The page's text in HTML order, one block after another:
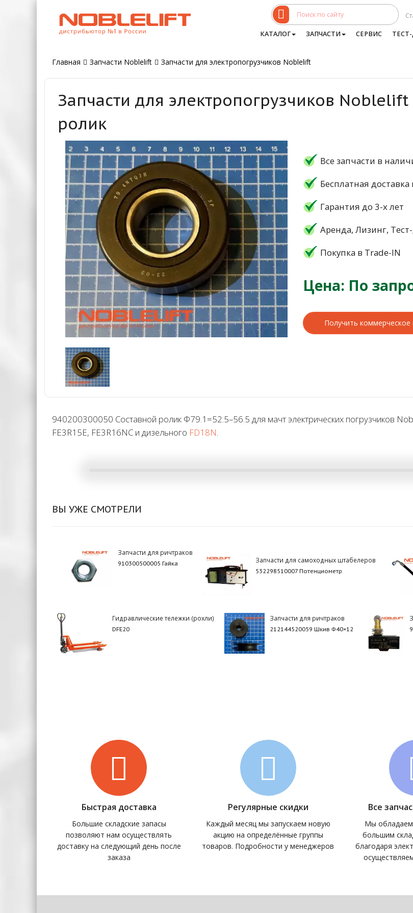
КАТАЛОГ ЗАПЧАСТИ СЕРВИС
Главная Запчасти Noblelift Запчасти для электропогрузчиков Noblelift
Запчасти для электропогрузчиков Noblelift
ролик
Все запчасти в
Бесплатная
Гарантия до 3-х лет
Аренда, Лизинг,
Покупка в Trade-IN
Цена: По
Получить
940200300050 Составной ролик Φ79.1=52.5–56.5 для мачт электрических погрузчиков
FE3R15E, FE3R16NC и дизельного FD18N
ВЫ УЖЕ СМОТРЕЛИ
Запчасти для ричтраков